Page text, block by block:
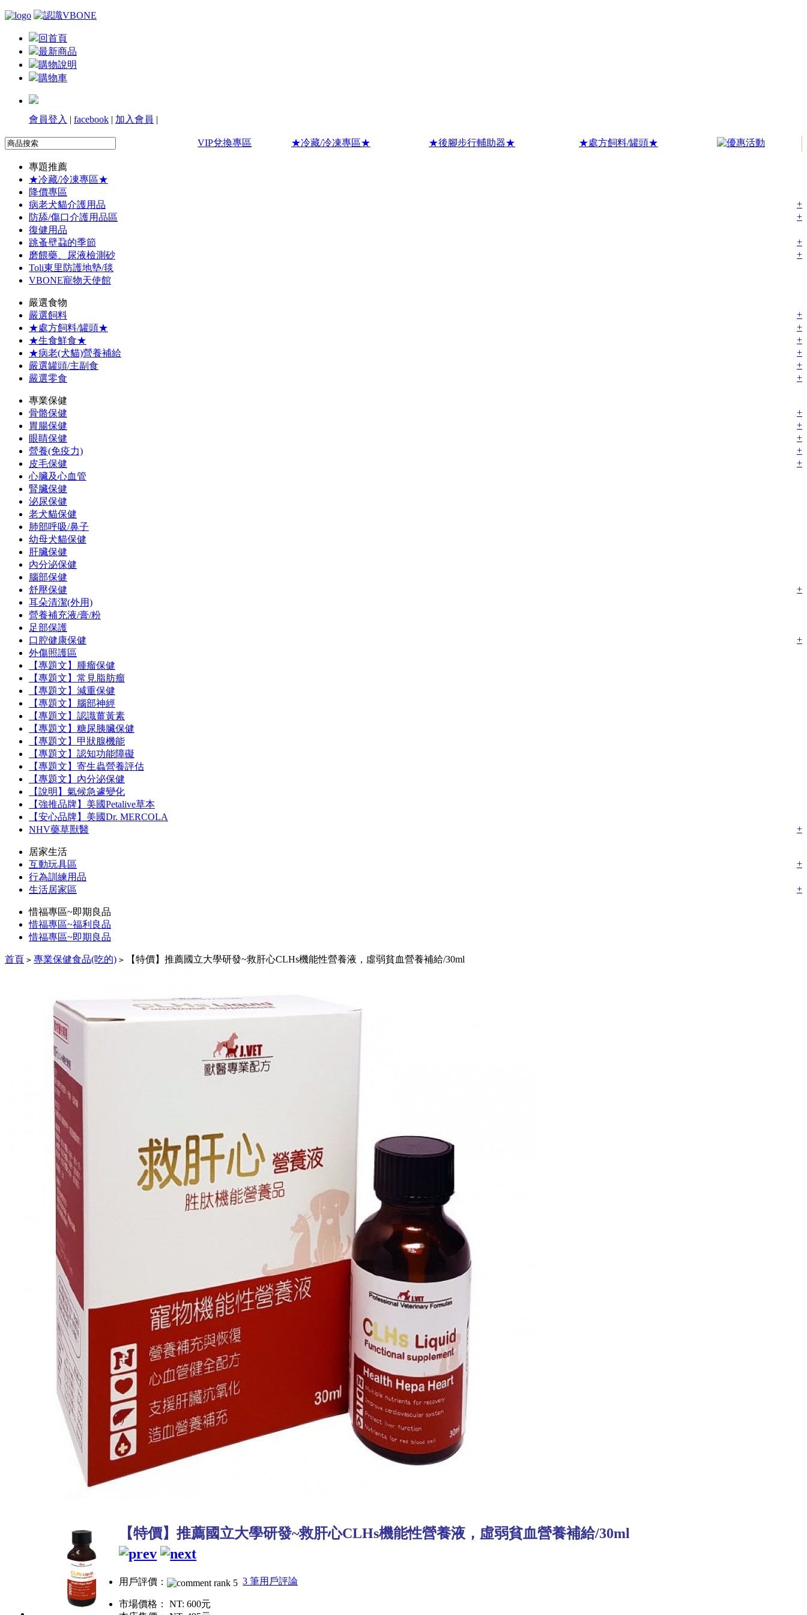
回首頁
最新商品
購物說明
購物車
會員登入 | facebook | 加入會員 |
VIP兌換專區 ★冷藏/冷凍專區★ ★後腳步行輔助器★ ★處方飼料/罐頭★
專題推薦
★冷藏/冷凍專區★
降價專區
+
病老犬貓介護用品
+
防舔/傷口介護用品區
復健用品
+
跳蚤壁蝨的季節
+
磨餵藥、尿液檢測砂
Toli東里防護地墊/毯
VBONE寵物天使館
嚴選食物
+
嚴選飼料
+
★處方飼料/罐頭★
+
★生食鮮食★
+
★病老(犬貓)營養補給
+
嚴選罐頭/主副食
+
嚴選零食
專業保健
+
骨骼保健
+
胃腸保健
+
眼睛保健
+
營養(免疫力)
+
皮毛保健
心臟及心血管
腎臟保健
泌尿保健
老犬貓保健
肺部呼吸/鼻子
幼母犬貓保健
肝臟保健
內分泌保健
腦部保健
+
舒壓保健
耳朵清潔(外用)
營養補充液/膏/粉
足部保護
+
口腔健康保健
外傷照護區
【專題文】腫瘤保健
【專題文】常見脂肪瘤
【專題文】減重保健
【專題文】腦部神經
【專題文】認識薑黃素
【專題文】糖尿胰臟保健
【專題文】甲狀腺機能
【專題文】認知功能障礙
【專題文】寄生蟲營養評估
【專題文】內分泌保健
【說明】氣候急遽變化
【強推品牌】美國Petalive草本
【安心品牌】美國Dr. MERCOLA
+
NHV藥草獸醫
居家生活
+
互動玩具區
行為訓練用品
+
生活居家區
惜福專區~即期良品
惜福專區~福利良品
惜福專區~即期良品
首頁 > 專業保健食品(吃的) > 【特價】推薦國立大學研發~救肝心CLHs機能性營養液，虛弱貧血營養補給/30ml
【特價】推薦國立大學研發~救肝心CLHs機能性營養液，虛弱貧血營養補給/30ml
用戶評價： 3 筆用戶評論
市場價格：NT: 600元